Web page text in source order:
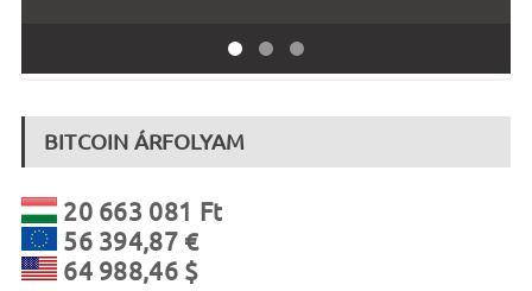
BITCOIN ÁRFOLYAM
20 663 081 Ft
56 394,87 €
64 988,46 $